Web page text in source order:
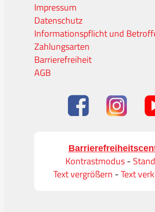
Impressum
Datenschutz
Informationspflicht und
Zahlungsarten
Barrierefreiheit
AGB
Kontrastmodus-
Text vergrößern -Text